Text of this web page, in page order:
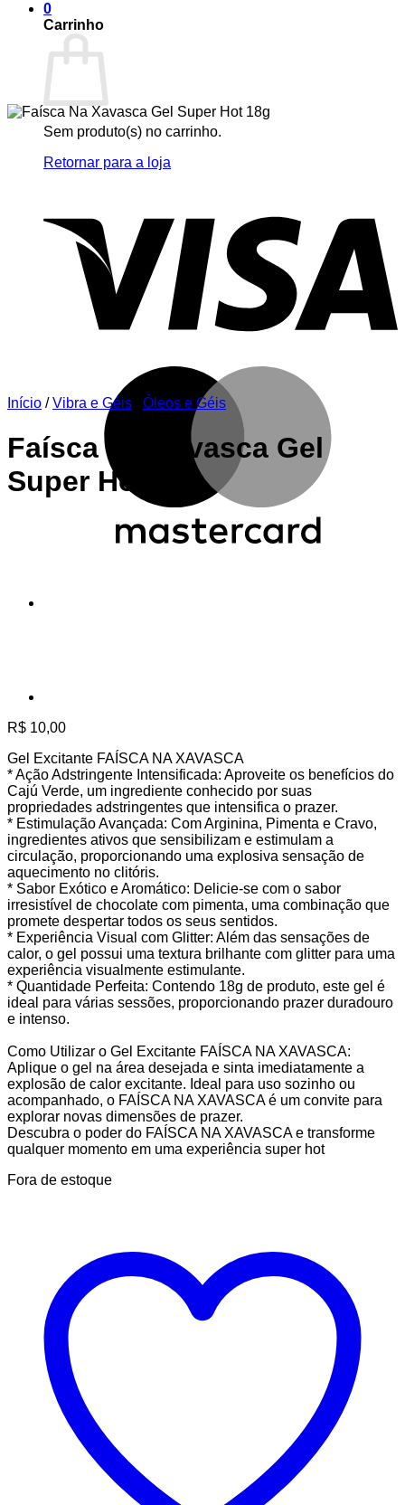
0
Carrinho
Sem produto(s) no carrinho.
Retornar para a loja
Início / Vibra e Géis Óleos e Géis
Faísca Na Xavasca Gel
Super Hot 18g
R$ 10,00
Gel Excitante FAÍSCA NA XAVASCA
* Ação Adstringente Intensificada: Aproveite os benefícios do
Cajú Verde, um ingrediente conhecido por suas
propriedades adstringentes que intensifica o prazer.
* Estimulação Avançada: Com Arginina, Pimenta e Cravo,
ingredientes ativos que sensibilizam e estimulam a
circulação, proporcionando uma explosiva sensação de
aquecimento no clitóris.
* Sabor Exótico e Aromático: Delicie-se com o sabor
irresistível de chocolate com pimenta, uma combinação que
promete despertar todos os seus sentidos.
* Experiência Visual com Glitter: Além das sensações de
calor, o gel possui uma textura brilhante com glitter para uma
experiência visualmente estimulante.
* Quantidade Perfeita: Contendo 18g de produto, este gel é
ideal para várias sessões, proporcionando prazer duradouro
e intenso.
Como Utilizar o Gel Excitante FAÍSCA NA XAVASCA:
Aplique o gel na área desejada e sinta imediatamente a
explosão de calor excitante. Ideal para uso sozinho ou
acompanhado, o FAÍSCA NA XAVASCA é um convite para
explorar novas dimensões de prazer.
Descubra o poder do FAÍSCA NA XAVASCA e transforme
qualquer momento em uma experiência super hot
Fora de estoque